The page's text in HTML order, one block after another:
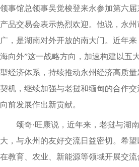
领事馆总领事吴觉梭登来永参加第六
产品交易会表示热烈欢迎。他说，永
广，是湖南对外开放的南大门。近年
海向外”这一战略方向，加速构建以五
型经济体系，持续推动永州经济高质
契机，继续加强与老挝和缅甸的合作
向前发展作出新贡献。
颂奇·旺康说，近年来，老挝与湖
大，与永州的友好交流日益密切。希
在教育、农业、新能源等领域开展交